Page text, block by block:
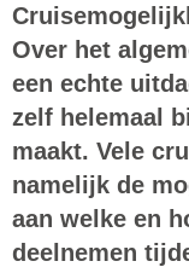
Over het
een echte
zelf helemaal
maakt. Vele
namelijk de
aan welke en
deelnemen